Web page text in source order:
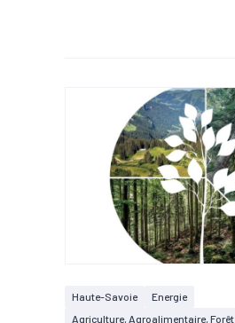
Haute-Savoie
Energie
Agriculture, Agroalimentaire, Forêt